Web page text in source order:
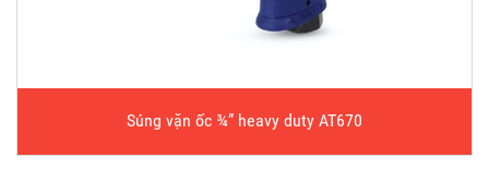
Súng vặn ốc ¾” heavy duty AT670